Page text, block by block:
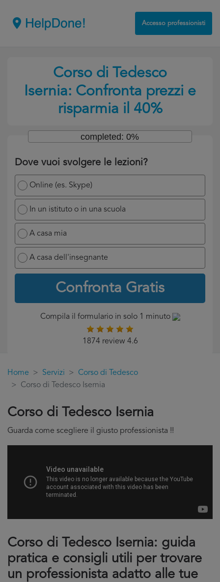
Accesso professionisti
Corso di Tedesco
Isernia: Confronta prezzi e
risparmia il 40%
Dove vuoi svolgere le lezioni?
Online (es. Skype)
In un istituto o in una scuola
A casa mia
A casa dell'insegnante
Confronta Gratis
completed: 0%
Compila il formulario in solo 1 minuto
1874 review 4.6
Home Servizi
Corso di Tedesco
Corso di Tedesco Isernia
Corso di Tedesco Isernia
Guarda come scegliere il giusto professionista !!
Corso di Tedesco Isernia: guida
pratica e consigli utili per trovare
un professionista adatto alle tue